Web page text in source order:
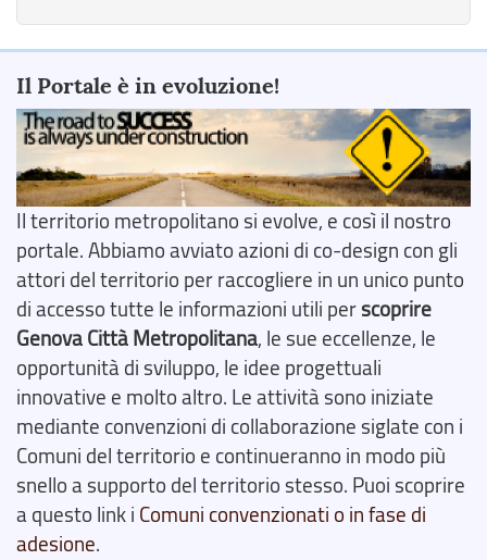
Il Portale è in evoluzione!
Il territorio metropolitano si evolve, e così il nostro
portale. Abbiamo avviato azioni di co-design con gli
attori del territorio per raccogliere in un unico punto
di accesso tutte le informazioni utili perscoprire
Genova Città Metropolitana, le sue eccellenze, le
opportunità di sviluppo, le idee progettuali
innovative e molto altro. Le attività sono iniziate
mediante convenzioni di collaborazione siglate con i
Comuni del territorio e continueranno in modo più
snello a supporto del territorio stesso. Puoi scoprire
a questo link i Comuni convenzionati o in fase di
adesione.